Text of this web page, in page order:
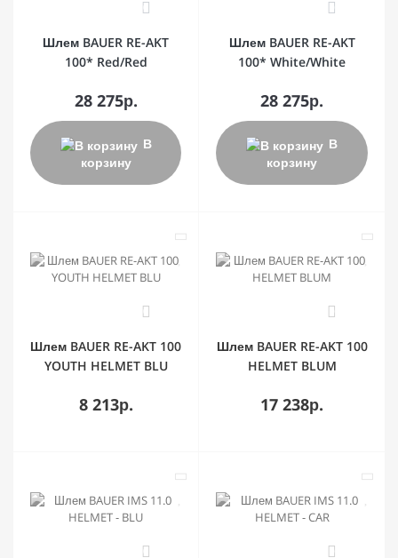
Шлем BAUER RE-AKT
100* Red/Red
28 275р.
В
корзину
Шлем BAUER RE-AKT
100* White/White
28 275р.
В
корзину
0
Шлем BAUER RE-AKT 100
YOUTH HELMET BLU
8 213р.
0
Шлем BAUER RE-AKT 100
HELMET BLUM
17 238р.
0 0